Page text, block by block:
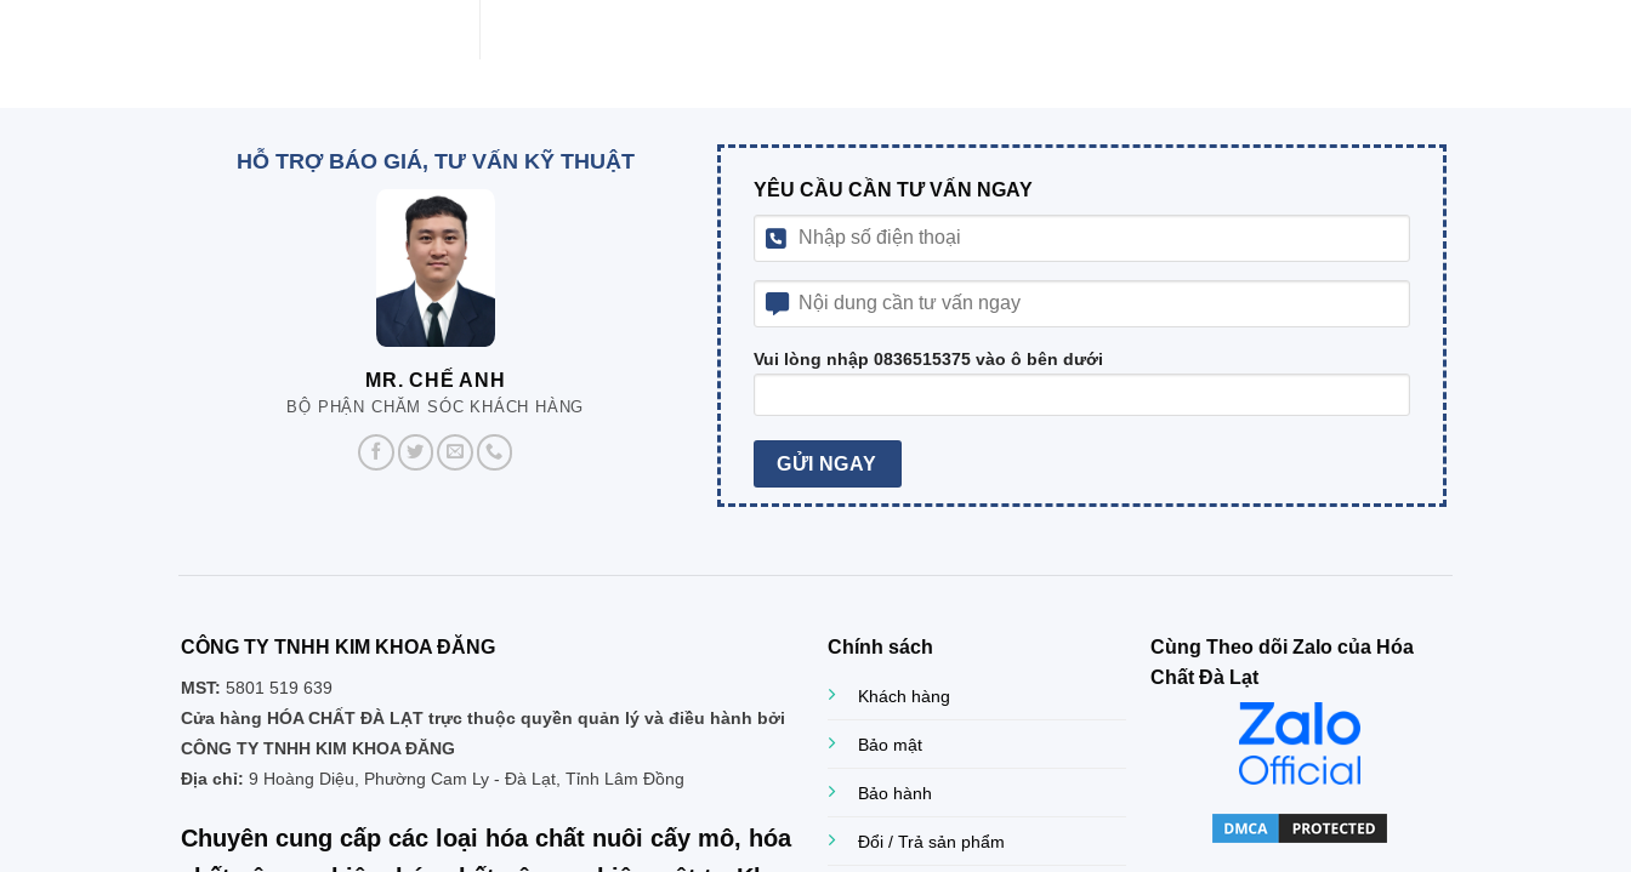
HỖ TRỢ BÁO GIÁ, TƯ VẤN KỸ THUẬT
MR. CHẾ ANH
BỘ PHẬN CHĂM SÓC KHÁCH HÀNG
YÊU CẦU CẦN TƯ VẤN NGAY
Vui lòng nhập 0836515375 vào ô bên dưới
CÔNG TY TNHH KIM KHOA ĐĂNG
MST: 5801 519 639
Cửa hàng HÓA CHẤT ĐÀ LẠT trực thuộc quyền quản lý và điều hành bởi
CÔNG TY TNHH KIM KHOA ĐĂNG
Địa chỉ: 9 Hoàng Diệu, Phường Cam Ly - Đà Lạt, Tỉnh Lâm Đồng
Chuyên cung cấp các loại hóa chất nuôi cấy mô, hóa
Chính sách
Khách hàng
Bảo mật
Bảo hành
Đổi / Trả sản phẩm
Cùng Theo dõi Zalo của Hóa
Chất Đà Lạt